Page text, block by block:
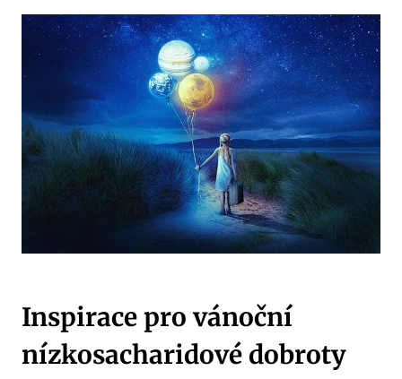
Inspirace pro vánoční
‌nízkosacharidové dobroty